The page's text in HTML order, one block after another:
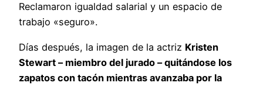
Reclamaron igualdad salarial y un espacio de
trabajo «seguro».
Días después, la imagen de la actriz Kristen
Stewart – miembro del jurado – quitándose los
zapatos con tacón mientras avanzaba por la